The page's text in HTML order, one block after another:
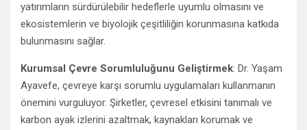
yatırımların sürdürülebilir hedeflerle uyumlu olmasını ve
ekosistemlerin ve biyolojik çeşitliliğin korunmasına katkıda
bulunmasını sağlar.
Kurumsal Çevre Sorumluluğunu Geliştirmek: Dr. Yaşam
Ayavefe, çevreye karşı sorumlu uygulamaları kullanmanın
önemini vurguluyor. Şirketler, çevresel etkisini tanımalı ve
karbon ayak izlerini azaltmak, kaynakları korumak ve